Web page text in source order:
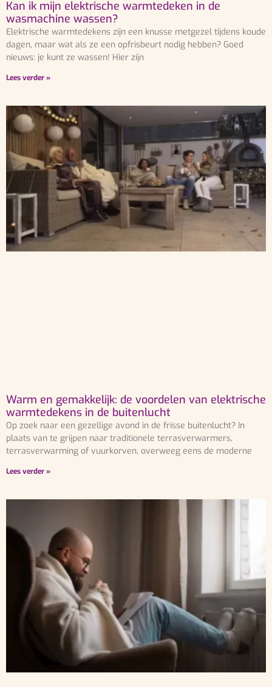
Kan ik mijn elektrische warmtedeken in de
wasmachine wassen?
Elektrische warmtedekens zijn een knusse metgezel tijdens koude
dagen, maar wat als ze een opfrisbeurt nodig hebben? Goed
nieuws: je kunt ze wassen! Hier zijn
Lees verder »
Warm en gemakkelijk: de voordelen van elektrische
warmtedekens in de buitenlucht
Op zoek naar een gezellige avond in de frisse buitenlucht? In
plaats van te grijpen naar traditionele terrasverwarmers,
terrasverwarming of vuurkorven, overweeg eens de moderne
Lees verder »